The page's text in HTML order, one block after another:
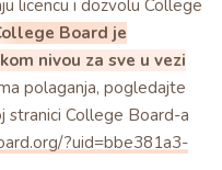
licencu i dozvolu College
Board je
nivou za sve u vezi
polaganja, pogledajte
stranici College Board-a
?uid=bbe381a3-